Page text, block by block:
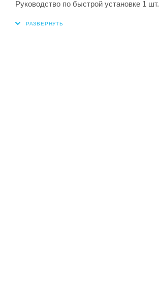
Руководство по быстрой установке 1 шт.